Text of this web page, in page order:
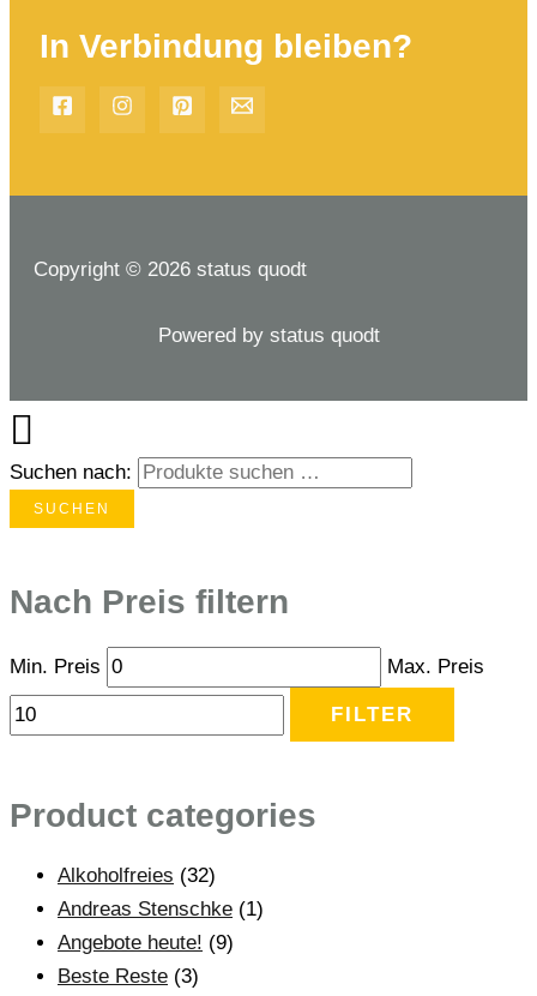
In Verbindung bleiben?
Copyright © 2026 status quodt
Powered by status quodt
Suchen nach:
SUCHEN
Nach Preis filtern
Min. Preis Max. Preis
FILTER
Product categories
Alkoholfreies (32)
Andreas Stenschke (1)
Angebote heute! (9)
Beste Reste (3)